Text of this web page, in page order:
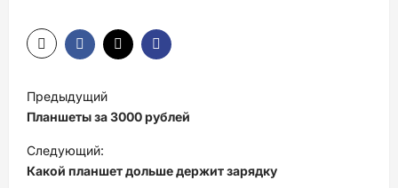
Н
а
в
и
Предыдущий
Планшеты за 3000 рублей
Следующий:
Какой планшет дольше держит зарядку